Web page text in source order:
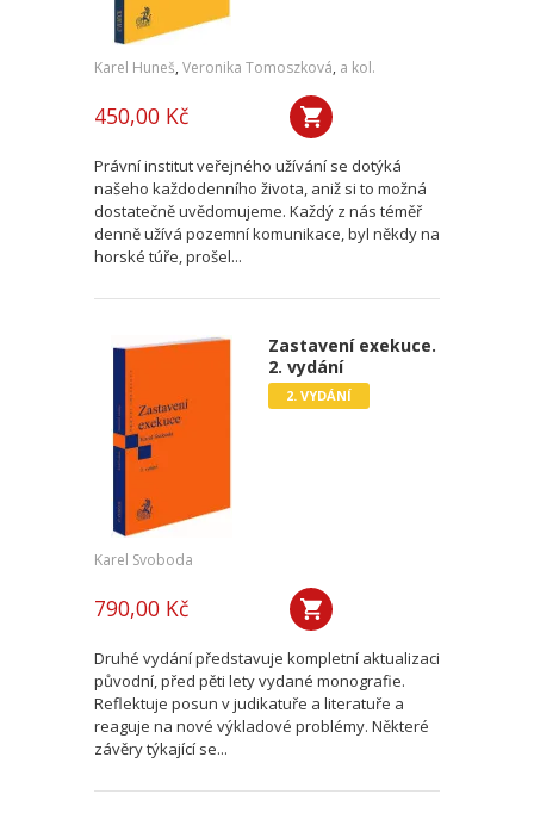
Karel Huneš, Veronika Tomoszková, a kol.
450,00 Kč
Právní institut veřejného užívání se dotýká
našeho každodenního života, aniž si to možná
dostatečně uvědomujeme. Každý z nás téměř
denně užívá pozemní komunikace, byl někdy na
horské túře, prošel...
Zastavení exekuce.
2. vydání
2. VYDÁNÍ
Karel Svoboda
790,00 Kč
Druhé vydání představuje kompletní aktualizaci
původní, před pěti lety vydané monografie.
Reflektuje posun v judikatuře a literatuře a
reaguje na nové výkladové problémy. Některé
závěry týkající se...